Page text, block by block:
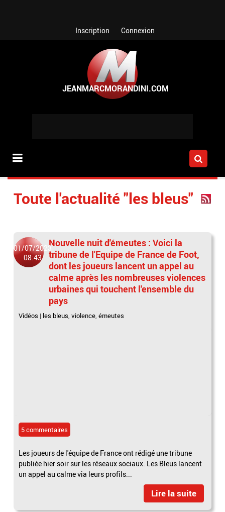
Inscription Connexion
Toute l'actualité "les bleus"
01/07/2023
08:43
Nouvelle nuit d'émeutes : Voici la
tribune de l'Equipe de France de Foot,
dont les joueurs lancent un appel au
calme après les nombreuses violences
urbaines qui touchent l'ensemble du
pays
Vidéos | les bleus,violence,émeutes
5 commentaires
Les joueurs de l'équipe de France ont rédigé une tribune
publiée hier soir sur les réseaux sociaux. Les Bleus lancent
un appel au calme via leurs profils...
Lire la suite